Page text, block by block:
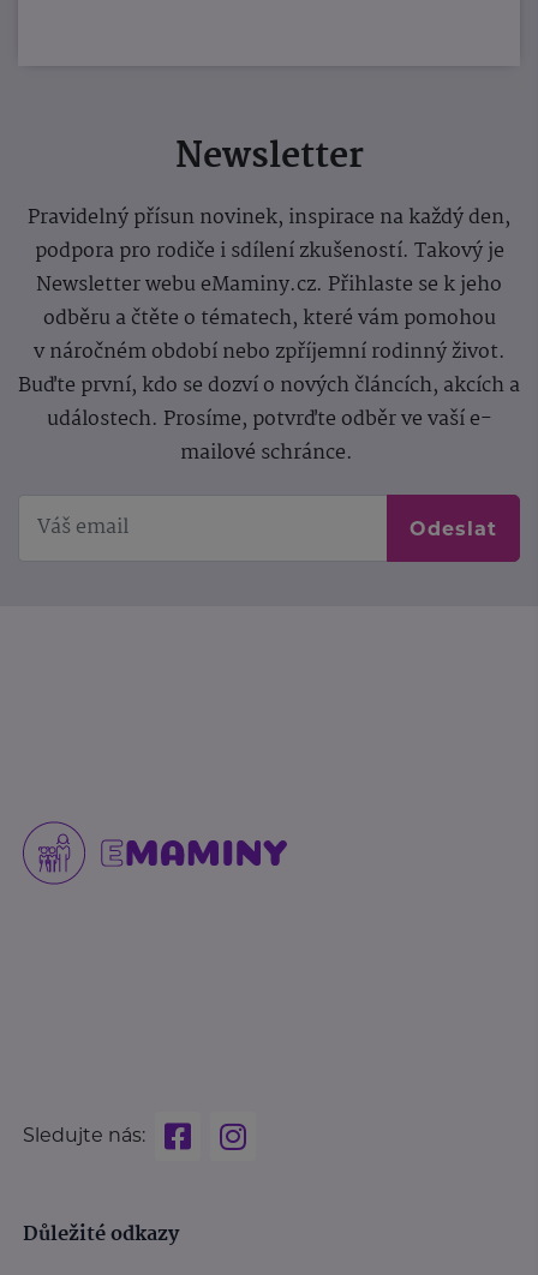
Newsletter
Pravidelný přísun novinek, inspirace na každý den,
podpora pro rodiče i sdílení zkušeností. Takový je
Newsletter webu eMaminy.cz. Přihlaste se k jeho
odběru a čtěte o tématech, které vám pomohou
v náročném období nebo zpříjemní rodinný život.
Buďte první, kdo se dozví o nových článcích, akcích a
událostech. Prosíme, potvrďte odběr ve vaší e-
mailové schránce.
Odeslat
Sledujte nás:
Důležité odkazy